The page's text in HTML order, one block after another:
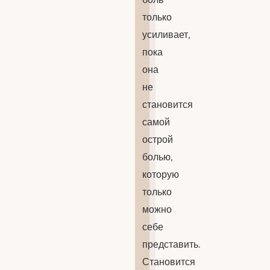
только
усиливает,
пока
она
не
становится
самой
острой
болью,
которую
только
можно
себе
представить.
Становится